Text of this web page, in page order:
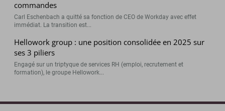
commandes
Carl Eschenbach a quitté sa fonction de CEO de Workday avec effet
immédiat. La transition est...
Hellowork group : une position consolidée en 2025 sur
ses 3 piliers
Engagé sur un triptyque de services RH (emploi, recrutement et
formation), le groupe Hellowork...